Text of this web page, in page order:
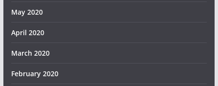
May 2020
April 2020
March 2020
February 2020